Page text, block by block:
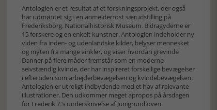
Antologien er et resultat af et forskningsprojekt, der også
har udmøntet sig i en anmelderrost særudstilling på
Frederiksborg. Nationalhistorisk Museum. Bidragyderne er
15 forskere og en enkelt kunstner. Antologien indeholder ny
viden fra inden- og udenlandske kilder, belyser mennesket
og myten fra mange vinkler, og viser hvordan grevinde
Danner på flere måder fremstår som en moderne
selvstændig kvinde, der har inspireret forskellige bevægelser
i eftertiden som arbejderbevægelsen og kvindebevægelsen.
Antologien er utroligt indbydende med et hav af relevante
illustrationer. Den udkommer meget apropos på årsdagen
for Frederik 7.’s underskrivelse af Junigrundloven.